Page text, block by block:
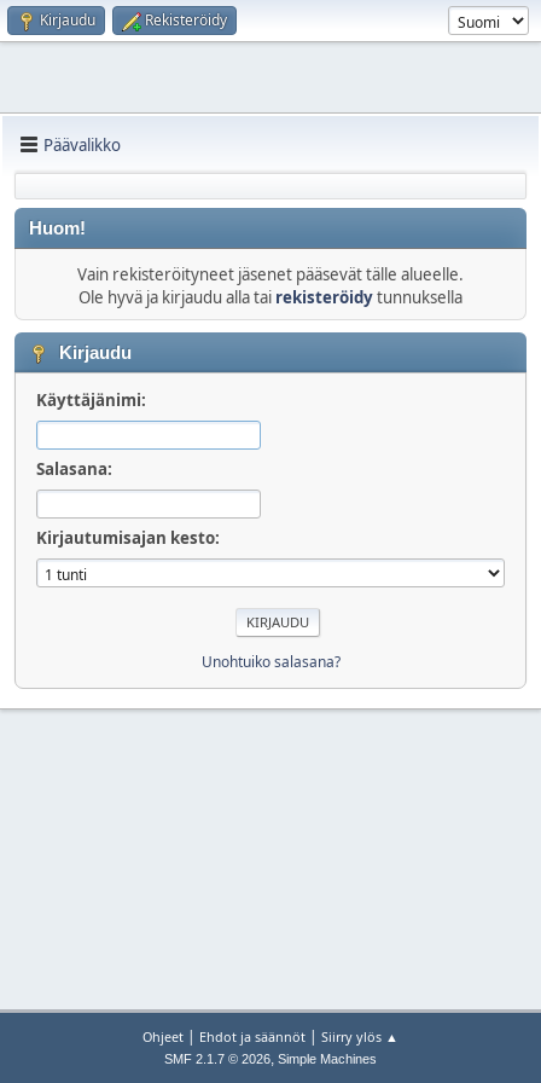
Kirjaudu Rekisteröidy
Päävalikko
Huom!
Vain rekisteröityneet jäsenet pääsevät tälle alueelle.
Ole hyvä ja kirjaudu alla tai rekisteröidytunnuksella
Kirjaudu
Käyttäjänimi:
Salasana:
Kirjautumisajan kesto:
Unohtuiko salasana?
Ohjeet | Ehdot ja säännöt | Siirry ylös ▲
SMF 2.1.7 © 2026, Simple Machines